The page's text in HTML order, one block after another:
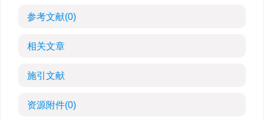
参考文献(0)
相关文章
施引文献
资源附件(0)